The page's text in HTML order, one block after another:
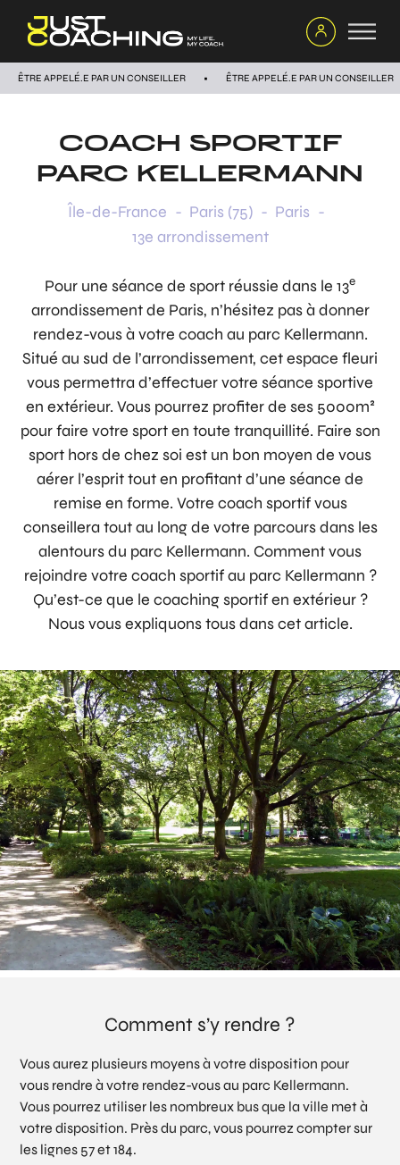
ÊTRE APPELÉ.E PAR UN CONSEILLER ÊTRE APPELÉ.E PAR UN CONSEILLER
COACH SPORTIF
PARC KELLERMANN
Île-de-France - Paris (75) - Paris -
13e arrondissement
Pour une séance de sport réussie dans le 13e
arrondissement de Paris, n’hésitez pas à donner
rendez-vous à votre coach au parc Kellermann.
Situé au sud de l’arrondissement, cet espace fleuri
vous permettra d’effectuer votre séance sportive
en extérieur. Vous pourrez profiter de ses 5000m²
pour faire votre sport en toute tranquillité. Faire son
sport hors de chez soi est un bon moyen de vous
aérer l’esprit tout en profitant d’une séance de
remise en forme. Votre coach sportif vous
conseillera tout au long de votre parcours dans les
alentours du parc Kellermann. Comment vous
rejoindre votre coach sportif au parc Kellermann ?
Qu’est-ce que le coaching sportif en extérieur ?
Nous vous expliquons tous dans cet article.
Comment s’y rendre ?
Vous aurez plusieurs moyens à votre disposition pour
vous rendre à votre rendez-vous au parc Kellermann.
Vous pourrez utiliser les nombreux bus que la ville met à
votre disposition. Près du parc, vous pourrez compter sur
les lignes 57 et 184.